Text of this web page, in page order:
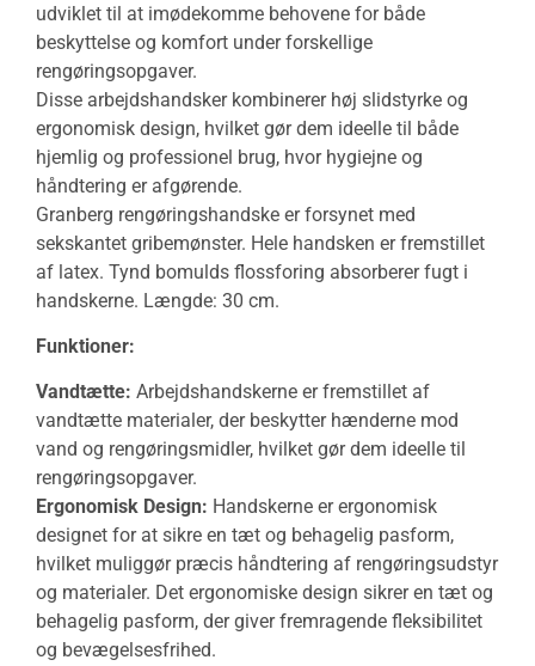
udviklet til at imødekomme behovene for både
beskyttelse og komfort under forskellige
rengøringsopgaver.
Disse arbejdshandsker kombinerer høj slidstyrke og
ergonomisk design, hvilket gør dem ideelle til både
hjemlig og professionel brug, hvor hygiejne og
håndtering er afgørende.
Granberg rengøringshandske er forsynet med
sekskantet gribemønster. Hele handsken er fremstillet
af latex. Tynd bomulds flossforing absorberer fugt i
handskerne. Længde: 30 cm.
Funktioner:
Vandtætte: Arbejdshandskerne er fremstillet af
vandtætte materialer, der beskytter hænderne mod
vand og rengøringsmidler, hvilket gør dem ideelle til
rengøringsopgaver.
Ergonomisk Design: Handskerne er ergonomisk
designet for at sikre en tæt og behagelig pasform,
hvilket muliggør præcis håndtering af rengøringsudstyr
og materialer. Det ergonomiske design sikrer en tæt og
behagelig pasform, der giver fremragende fleksibilitet
og bevægelsesfrihed.